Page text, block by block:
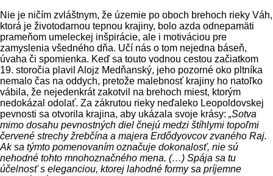
Nie je ničím zvláštnym, že územie po oboch brehoch rieky Váh,
ktorá je životodarnou tepnou krajiny, bolo azda odnepamäti
prame­ňom umeleckej inšpirácie, ale i motiváciou pre
zamyslenia všedného dňa. Učí nás o tom nejedna báseň,
úvaha či spomienka. Keď sa touto vodnou cestou začiatkom
19. storočia plavil Alojz Med­ňanský, jeho pozorné oko pltníka
nemalo čas na oddych, pretože malebnosť krajiny ho natoľko
vábila, že nejedenkrát zakotvil na brehoch miest, ktorým
nedokázal odolať. Za zákrutou rieky ne­ďaleko Leopoldovskej
pevnosti sa otvorila kraji­na, aby ukázala svoje krásy: „Sotva
mimo dosahu pevnostných diel čnejú medzi štíhlymi topoľmi
červené strechy žrebčína a majera Erdődyovcov zvaného Raj.
Ak sa týmto pomenovaním označuje dokona­losť, nie sú
nehodné tohto mnohoznačného mena. (…) Spája sa tu
účelnosť s eleganciou, ktorej lahodné formy sa príjemne